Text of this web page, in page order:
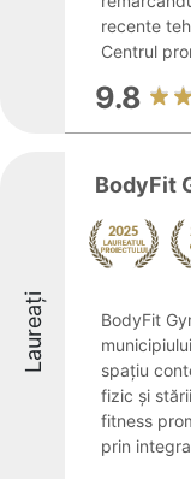
recente
Centrul
9.8
Laureați
BodyFit
BodyFit
spațiu
fizic și
fitness
prin